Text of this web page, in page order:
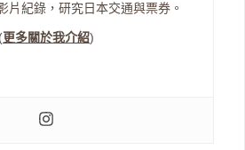
片紀錄，研究日本交通與票券。
(更多關於我介紹)